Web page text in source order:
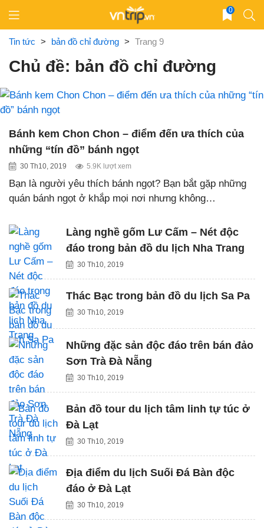
content
0
Tin tức > bản đồ chỉ đường > Trang 9
Chủ đề: bản đồ chỉ đường
Bánh kem Chon Chon – điểm đến ưa thích của
những “tín đồ” bánh ngọt
30 Th10, 2019 5.9K lượt xem
Bạn là người yêu thích bánh ngọt? Bạn bắt gặp những
quán bánh ngọt ở khắp mọi nơi nhưng không…
Làng nghề gốm Lư Cấm – Nét độc
đáo trong bản đồ du lịch Nha Trang
30 Th10, 2019
Thác Bạc trong bản đồ du lịch Sa Pa
30 Th10, 2019
Những đặc sản độc đáo trên bán đảo
Sơn Trà Đà Nẵng
30 Th10, 2019
Bản đồ tour du lịch tâm linh tự túc ở
Đà Lạt
30 Th10, 2019
Địa điểm du lịch Suối Đá Bàn độc
đáo ở Đà Lạt
30 Th10, 2019